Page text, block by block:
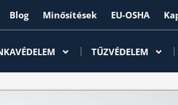
Blog Minősítések EU-OSHA
TŰZVÉDELEM